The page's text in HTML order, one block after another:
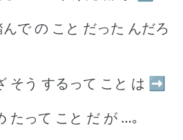
で の こと だった んだろ
そう するって こと は ➡
たって こと だ が …｡